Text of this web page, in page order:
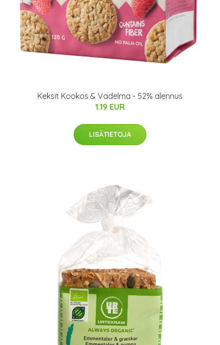
Keksit Kookos & Vadelma - 52% alennus
1.19 EUR
LISÄTIETOJA